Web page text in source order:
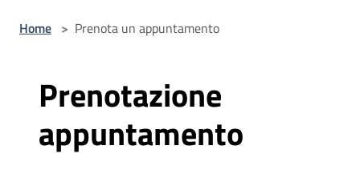
Home > Prenota un appuntamento
Prenotazione
appuntamento